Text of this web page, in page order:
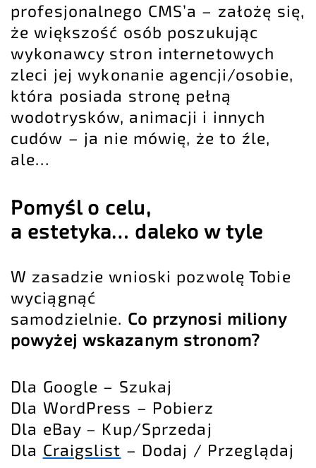
profesjonalnego CMS’a – założę się,
że większość osób poszukując
wykonawcy stron internetowych
zleci jej wykonanie agencji/osobie,
która posiada stronę pełną
wodotrysków, animacji i innych
cudów – ja nie mówię, że to źle,
ale…
Pomyśl o celu,
a estetyka… daleko w tyle
W zasadzie wnioski pozwolę Tobie
wyciągnąć
samodzielnie. Co przynosi miliony
powyżej wskazanym stronom?
Dla Google – Szukaj
Dla WordPress – Pobierz
Dla eBay – Kup/Sprzedaj
Dla Craigslist – Dodaj / Przeglądaj